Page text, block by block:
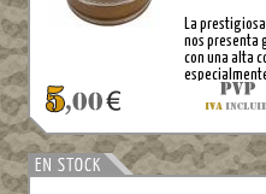
La
nos presenta
con una alta
metálicas
nos ofrece un
corto periodo